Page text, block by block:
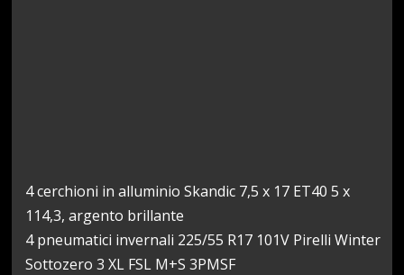
4 cerchioni in alluminio Skandic 7,5 x 17 ET40 5 x
114,3, argento brillante
4 pneumatici invernali 225/55 R17 101V Pirelli Winter
Sottozero 3 XL FSL M+S 3PMSF